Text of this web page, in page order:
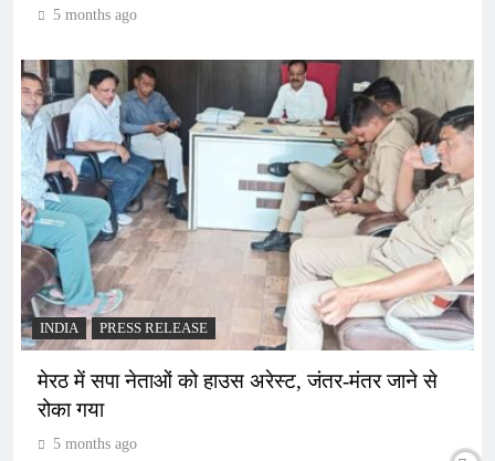
5 months ago
INDIA PRESS RELEASE
मेरठ में सपा नेताओं को हाउस अरेस्ट, जंतर-मंतर जाने से
रोका गया
5 months ago